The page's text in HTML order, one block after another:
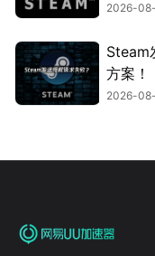
2026-
Steam
方案！
2026-